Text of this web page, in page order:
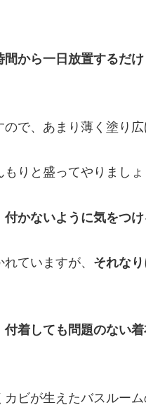
から一日放置するだけ
で、あまり薄く塗り広
りと盛ってやりましょ
かないように気をつけ
ていますが、 それな
着しても問題のない
ビが生えたバスルーム